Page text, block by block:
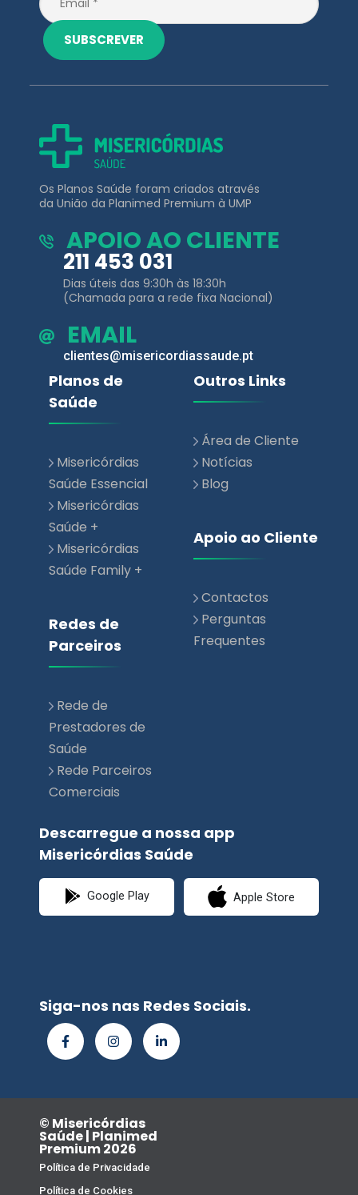
SUBSCREVER
Os Planos Saúde foram criados através
da União da Planimed Premium à UMP
APOIO AO CLIENTE
211 453 031
Dias úteis das 9:30h às 18:30h
(Chamada para a rede fixa Nacional)
EMAIL
clientes@misericordiassaude.pt
Planos de
Saúde
Misericórdias
Saúde Essencial
Misericórdias
Saúde +
Misericórdias
Saúde Family +
Redes de
Parceiros
Rede de
Prestadores de
Saúde
Rede Parceiros
Comerciais
Outros Links
Área de Cliente
Notícias
Blog
Apoio ao Cliente
Contactos
Perguntas
Frequentes
Descarregue a nossa app
Misericórdias Saúde
Google Play Apple Store
Siga-nos nas Redes Sociais.
© Misericórdias
Saúde | Planimed
Premium 2026
Política de Privacidade
Política de Cookies